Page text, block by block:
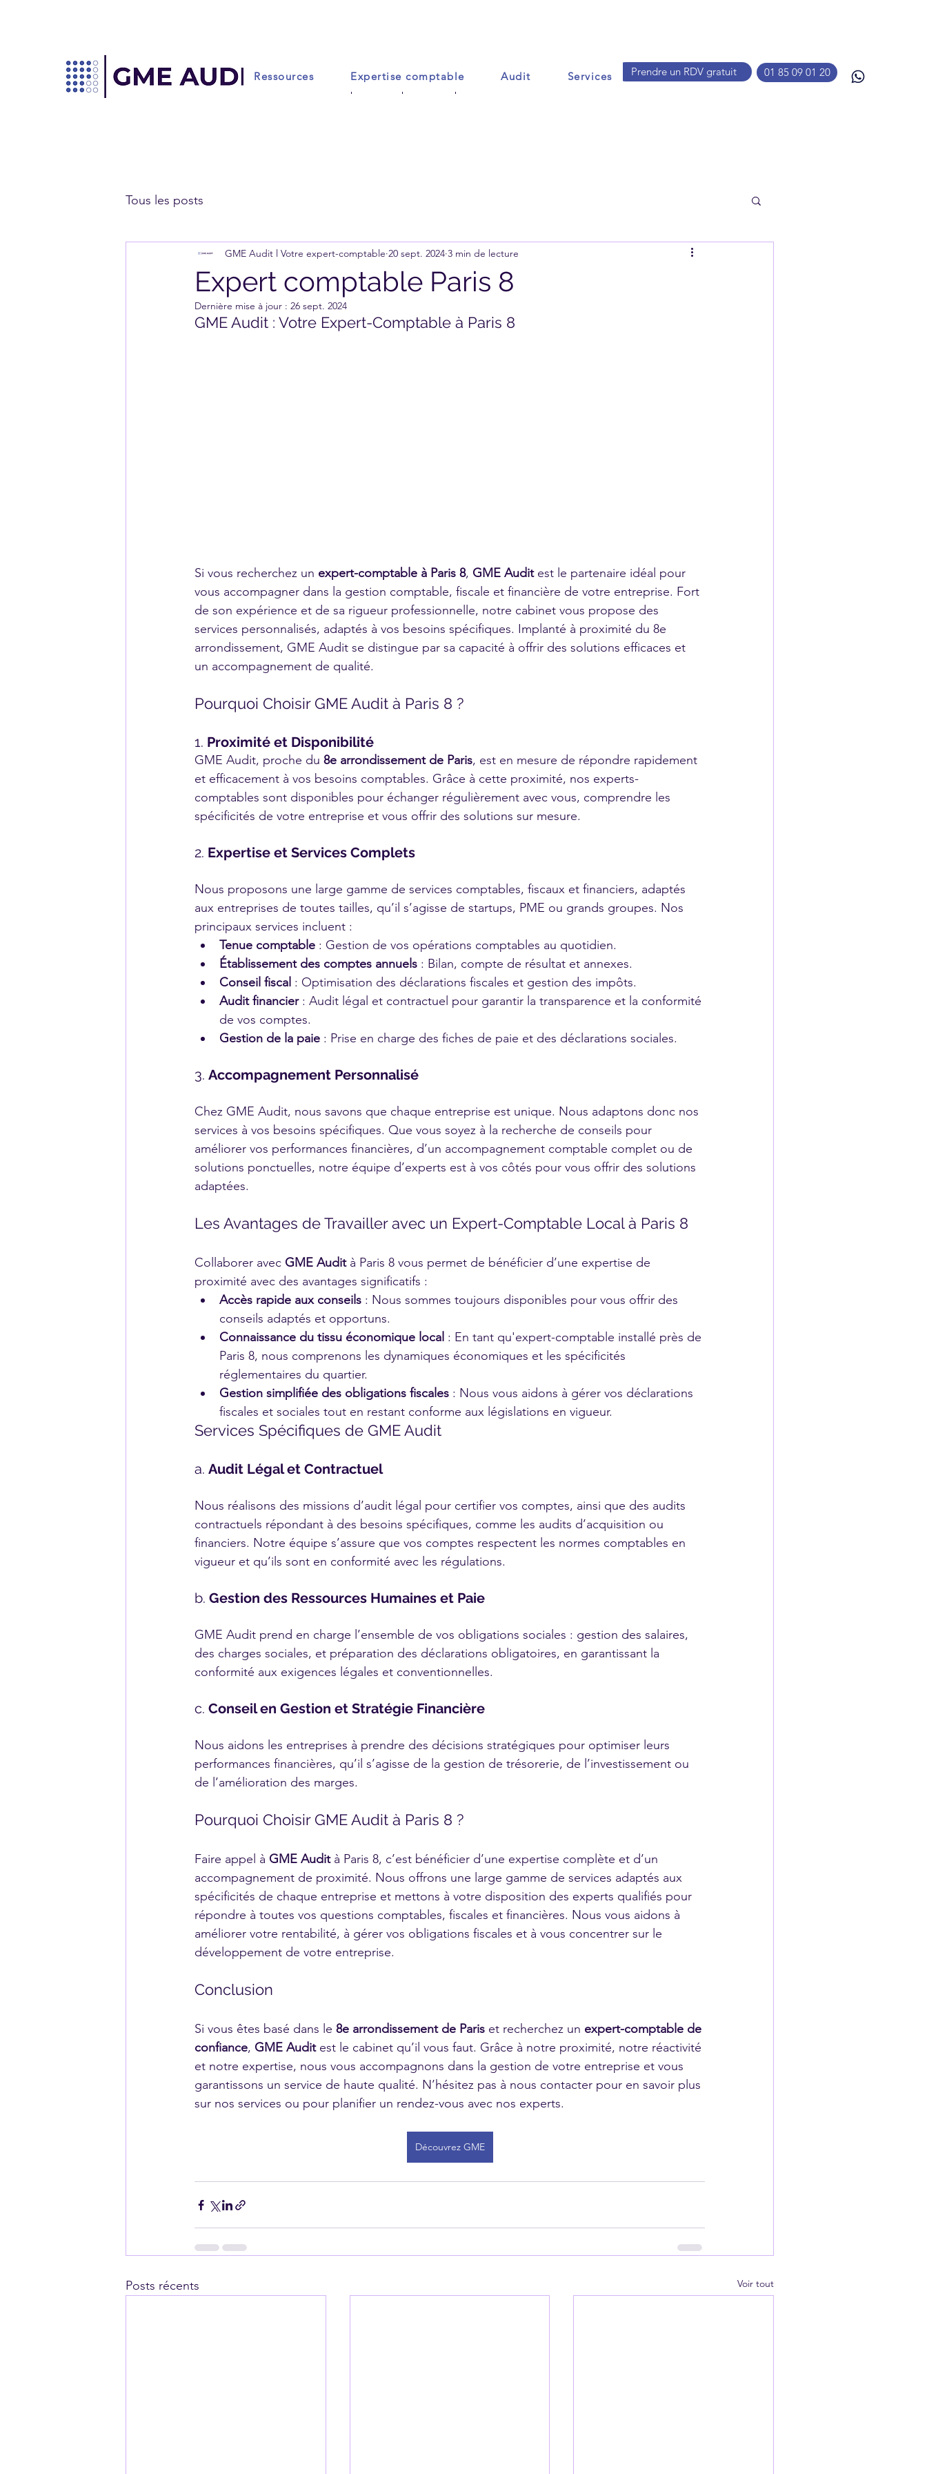
Accueil Contact Plus
Prendre un RDV gratuit 01 85 09 01 20
Ressources Expertise comptable Audit Services
Tous les posts
Expert comptable Paris 8
GME Audit l Votre expert-comptable 20 sept. 2024 3 min de lecture
Dernière mise à jour : 26 sept. 2024
GME Audit : Votre Expert-Comptable à Paris 8
Si vous recherchez un expert-comptable à Paris 8, GME Audit est le partenaire idéal pour
vous accompagner dans la gestion comptable, fiscale et financière de votre entreprise. Fort
de son expérience et de sa rigueur professionnelle, notre cabinet vous propose des
services personnalisés, adaptés à vos besoins spécifiques. Implanté à proximité du 8e
arrondissement, GME Audit se distingue par sa capacité à offrir des solutions efficaces et
un accompagnement de qualité.
Pourquoi Choisir GME Audit à Paris 8 ?
1. Proximité et Disponibilité
GME Audit, proche du 8e arrondissement de Paris, est en mesure de répondre rapidement
et efficacement à vos besoins comptables. Grâce à cette proximité, nos experts-
comptables sont disponibles pour échanger régulièrement avec vous, comprendre les
spécificités de votre entreprise et vous offrir des solutions sur mesure.
2. Expertise et Services Complets
Nous proposons une large gamme de services comptables, fiscaux et financiers, adaptés
aux entreprises de toutes tailles, qu’il s’agisse de startups, PME ou grands groupes. Nos
principaux services incluent :
Tenue comptable : Gestion de vos opérations comptables au quotidien.
Établissement des comptes annuels : Bilan, compte de résultat et annexes.
Conseil fiscal : Optimisation des déclarations fiscales et gestion des impôts.
Audit financier : Audit légal et contractuel pour garantir la transparence et la conformité
de vos comptes.
Gestion de la paie : Prise en charge des fiches de paie et des déclarations sociales.
3. Accompagnement Personnalisé
Chez GME Audit, nous savons que chaque entreprise est unique. Nous adaptons donc nos
services à vos besoins spécifiques. Que vous soyez à la recherche de conseils pour
améliorer vos performances financières, d’un accompagnement comptable complet ou de
solutions ponctuelles, notre équipe d’experts est à vos côtés pour vous offrir des solutions
adaptées.
Les Avantages de Travailler avec un Expert-Comptable Local à Paris 8
Collaborer avec GME Audit à Paris 8 vous permet de bénéficier d’une expertise de
proximité avec des avantages significatifs :
Accès rapide aux conseils : Nous sommes toujours disponibles pour vous offrir des
conseils adaptés et opportuns.
Connaissance du tissu économique local : En tant qu'expert-comptable installé près de
Paris 8, nous comprenons les dynamiques économiques et les spécificités
réglementaires du quartier.
Gestion simplifiée des obligations fiscales : Nous vous aidons à gérer vos déclarations
fiscales et sociales tout en restant conforme aux législations en vigueur.
Services Spécifiques de GME Audit
a. Audit Légal et Contractuel
Nous réalisons des missions d’audit légal pour certifier vos comptes, ainsi que des audits
contractuels répondant à des besoins spécifiques, comme les audits d’acquisition ou
financiers. Notre équipe s’assure que vos comptes respectent les normes comptables en
vigueur et qu’ils sont en conformité avec les régulations.
b. Gestion des Ressources Humaines et Paie
GME Audit prend en charge l’ensemble de vos obligations sociales : gestion des salaires,
des charges sociales, et préparation des déclarations obligatoires, en garantissant la
conformité aux exigences légales et conventionnelles.
c. Conseil en Gestion et Stratégie Financière
Nous aidons les entreprises à prendre des décisions stratégiques pour optimiser leurs
performances financières, qu’il s’agisse de la gestion de trésorerie, de l’investissement ou
de l’amélioration des marges.
Pourquoi Choisir GME Audit à Paris 8 ?
Faire appel à GME Audit à Paris 8, c’est bénéficier d’une expertise complète et d’un
accompagnement de proximité. Nous offrons une large gamme de services adaptés aux
spécificités de chaque entreprise et mettons à votre disposition des experts qualifiés pour
répondre à toutes vos questions comptables, fiscales et financières. Nous vous aidons à
améliorer votre rentabilité, à gérer vos obligations fiscales et à vous concentrer sur le
développement de votre entreprise.
Conclusion
Si vous êtes basé dans le 8e arrondissement de Paris et recherchez un expert-comptable de
confiance, GME Audit est le cabinet qu’il vous faut. Grâce à notre proximité, notre réactivité
et notre expertise, nous vous accompagnons dans la gestion de votre entreprise et vous
garantissons un service de haute qualité. N’hésitez pas à nous contacter pour en savoir plus
sur nos services ou pour planifier un rendez-vous avec nos experts.
Découvrez GME
Posts récents Voir tout